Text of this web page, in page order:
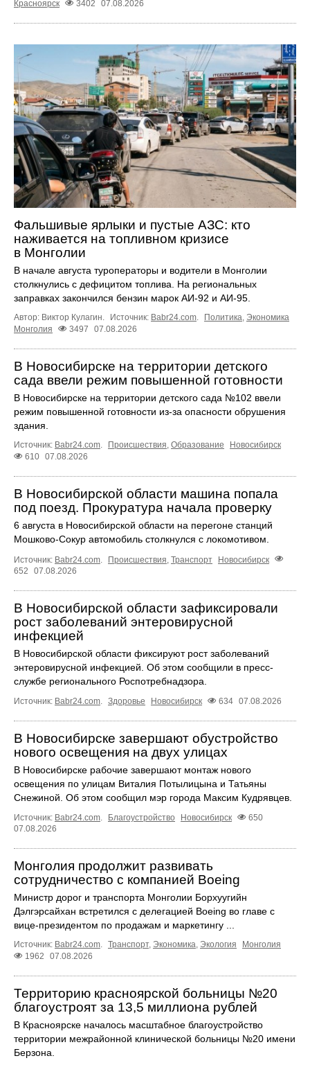
Красноярск 3402 07.08.2026
Фальшивые ярлыки и пустые АЗС: кто
наживается на топливном кризисе
в Монголии
В начале августа туроператоры и водители в Монголии
столкнулись с дефицитом топлива. На региональных
заправках закончился бензин марок АИ-92 и АИ-95.
Автор: Виктор Кулагин. Источник: Babr24.com. Политика, Экономика
Монголия
3497 07.08.2026
В Новосибирске на территории детского
сада ввели режим повышенной готовности
В Новосибирске на территории детского сада №102 ввели
режим повышенной готовности из-за опасности обрушения
здания.
Источник: Babr24.com. Происшествия, Образование
Новосибирск
610 07.08.2026
В Новосибирской области машина попала
под поезд. Прокуратура начала проверку
6 августа в Новосибирской области на перегоне станций
Мошково-Сокур автомобиль столкнулся с локомотивом.
Источник: Babr24.com Происшествия Транспорт
Новосибирск
652
07.08.2026
В Новосибирской области зафиксировали
рост заболеваний энтеровирусной
инфекцией
В Новосибирской области фиксируют рост заболеваний
энтеровирусной инфекцией. Об этом сообщили в пресс-
службе регионального Роспотребнадзора.
Источник: Babr24.com Здоровье Новосибирск 634 07.08.2026
В Новосибирске завершают обустройство
нового освещения на двух улицах
В Новосибирске рабочие завершают монтаж нового
освещения по улицам Виталия Потылицына и Татьяны
Снежиной. Об этом сообщил мэр города Максим Кудрявцев.
Источник: Babr24.com Благоустройство Новосибирск
650
07.08.2026
Монголия продолжит развивать
сотрудничество с компанией Boeing
Министр дорог и транспорта Монголии Борхуугийн
Дэлгэрсайхан встретился с делегацией Boeing во главе с
вице-президентом по продажам и маркетингу ...
Источник: Babr24.com Транспорт, Экономика Экология
Монголия
1962
07.08.2026
Территорию красноярской больницы №20
благоустроят за 13,5 миллиона рублей
В Красноярске началось масштабное благоустройство
территории межрайонной клинической больницы №20 имени
Берзона.